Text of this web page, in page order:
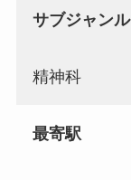
サブジャンル
精神科
最寄駅